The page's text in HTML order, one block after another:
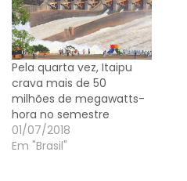
Pela quarta vez, Itaipu
crava mais de 50
milhões de megawatts-
hora no semestre
01/07/2018
Em "Brasil"